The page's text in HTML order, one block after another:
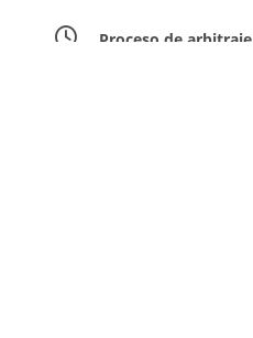
Proceso de arbitraje